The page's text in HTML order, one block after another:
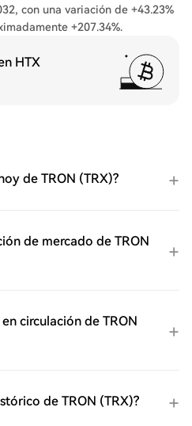
con una variación de +43.23%
+207.34%.
HTX
de TRON (TRX)?
de mercado de TRON
circulación de TRON
de TRON (TRX)?